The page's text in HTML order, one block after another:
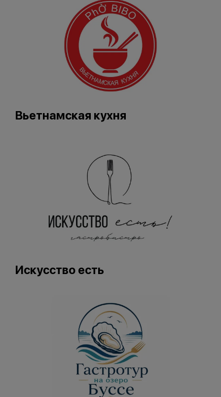
Вьетнамская кухня
Искусство есть